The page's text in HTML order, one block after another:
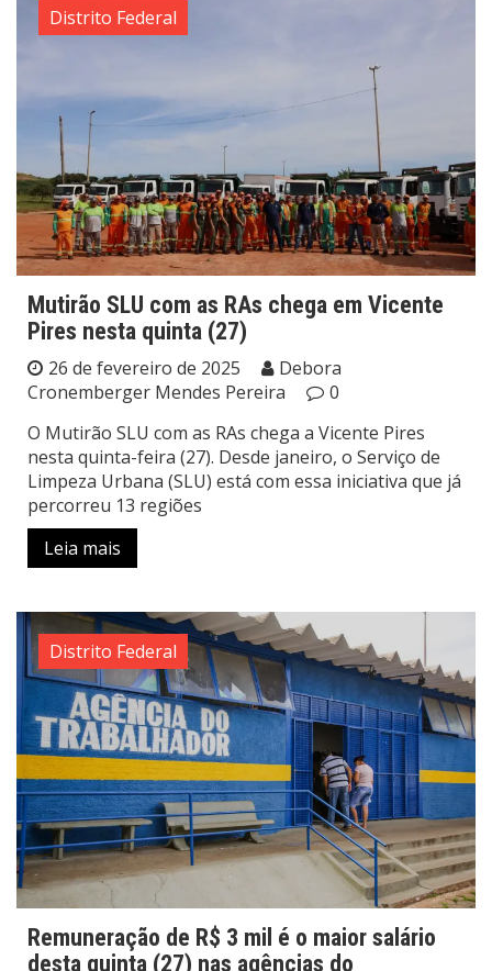
Distrito Federal
Mutirão SLU com as RAs chega em Vicente
Pires nesta quinta (27)
26 de fevereiro de 2025
Debora
Cronemberger Mendes Pereira
0
O Mutirão SLU com as RAs chega a Vicente Pires
nesta quinta-feira (27). Desde janeiro, o Serviço de
Limpeza Urbana (SLU) está com essa iniciativa que já
percorreu 13 regiões
Leia mais
Distrito Federal
Remuneração de R$ 3 mil é o maior salário
desta quinta (27) nas agências do